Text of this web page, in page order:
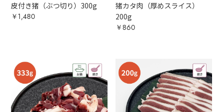
皮付き猪（ぶつ切り）300g
￥1,480
猪カタ肉（厚めスライス）
200g
￥860